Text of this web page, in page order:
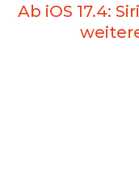
Ab iOS 17.4: